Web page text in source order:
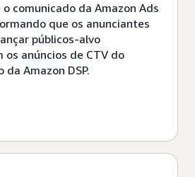
o comunicado da Amazon Ads
que os anunciantes
públicos-alvo
os anúncios de CTV do
da Amazon DSP.